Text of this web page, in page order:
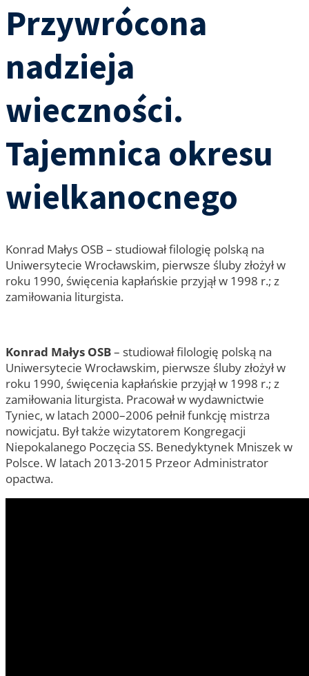
Przywrócona
nadzieja
wieczności.
Tajemnica okresu
wielkanocnego
Konrad Małys OSB – studiował filologię polską na
Uniwersytecie Wrocławskim, pierwsze śluby złożył w
roku 1990, święcenia kapłańskie przyjął w 1998 r.; z
zamiłowania liturgista.
Konrad Małys OSB– studiował filologię polską na
Uniwersytecie Wrocławskim, pierwsze śluby złożył w
roku 1990, święcenia kapłańskie przyjął w 1998 r.; z
zamiłowania liturgista. Pracował w wydawnictwie
Tyniec, w latach 2000–2006 pełnił funkcję mistrza
nowicjatu. Był także wizytatorem Kongregacji
Niepokalanego Poczęcia SS. Benedyktynek Mniszek w
Polsce. W latach 2013-2015 Przeor Administrator
opactwa.